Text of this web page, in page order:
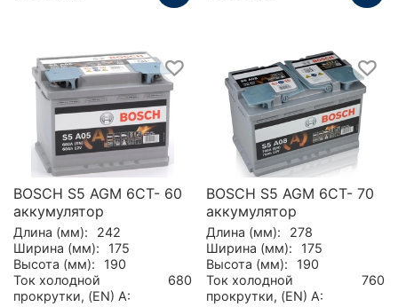
BOSCH S5 AGM 6CT- 60
аккумулятор
Длина (мм):
242
Ширина (мм):
175
Высота (мм):
190
Ток холодной
прокрутки, (EN) А:
680
BOSCH S5 AGM 6CT- 70
аккумулятор
Длина (мм):
278
Ширина (мм):
175
Высота (мм):
190
Ток холодной
прокрутки, (EN) А:
760